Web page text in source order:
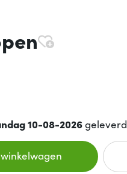
10-08-2026geleverd